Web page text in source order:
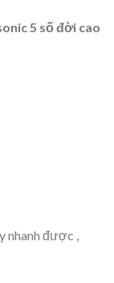
5 số đời cao
nhanh được ,